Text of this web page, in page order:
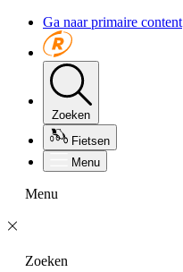
Ga naar primaire content
Zoeken
Fietsen
Menu
Menu
Zoeken